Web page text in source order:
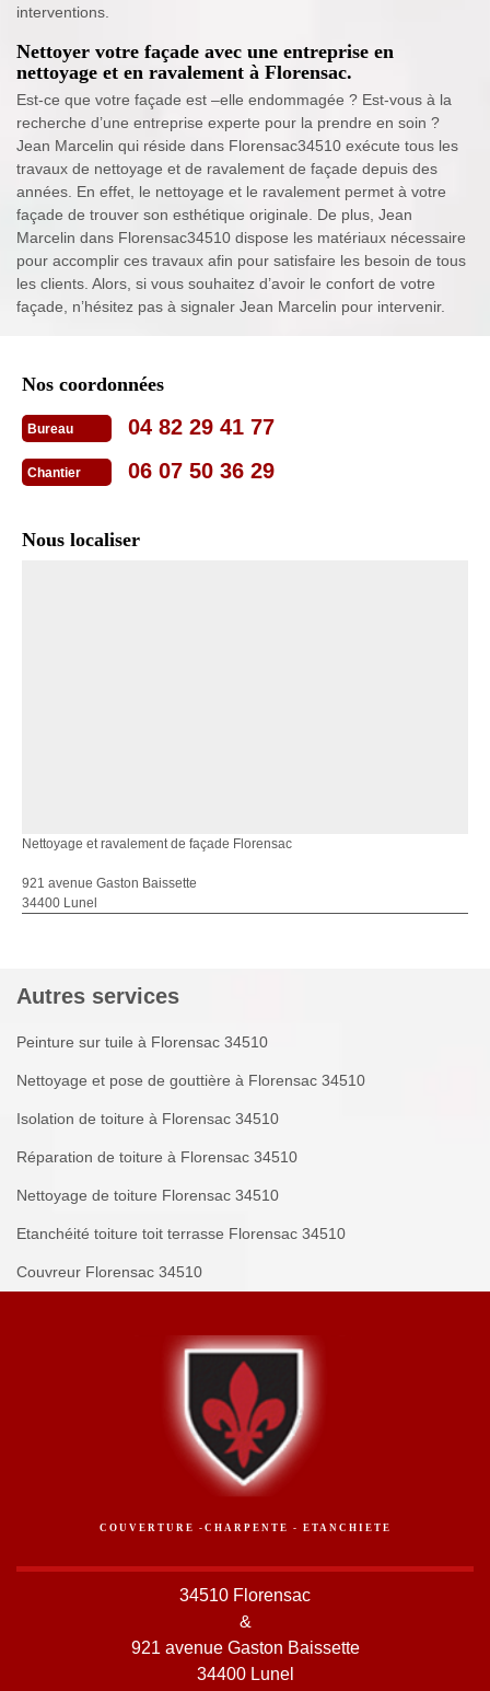
interventions.
Nettoyer votre façade avec une entreprise en
nettoyage et en ravalement à Florensac.
Est-ce que votre façade est –elle endommagée ? Est-vous à la
recherche d’une entreprise experte pour la prendre en soin ?
Jean Marcelin qui réside dans Florensac34510 exécute tous les
travaux de nettoyage et de ravalement de façade depuis des
années. En effet, le nettoyage et le ravalement permet à votre
façade de trouver son esthétique originale. De plus, Jean
Marcelin dans Florensac34510 dispose les matériaux nécessaire
pour accomplir ces travaux afin pour satisfaire les besoin de tous
les clients. Alors, si vous souhaitez d’avoir le confort de votre
façade, n’hésitez pas à signaler Jean Marcelin pour intervenir.
Nos coordonnées
Bureau 04 82 29 41 77
Chantier 06 07 50 36 29
Nous localiser
Nettoyage et ravalement de façade Florensac
921 avenue Gaston Baissette
34400 Lunel
Autres services
Peinture sur tuile à Florensac 34510
Nettoyage et pose de gouttière à Florensac 34510
Isolation de toiture à Florensac 34510
Réparation de toiture à Florensac 34510
Nettoyage de toiture Florensac 34510
Etanchéité toiture toit terrasse Florensac 34510
Couvreur Florensac 34510
COUVERTURE -CHARPENTE - ETANCHIETE
34510 Florensac
&
921 avenue Gaston Baissette
34400 Lunel